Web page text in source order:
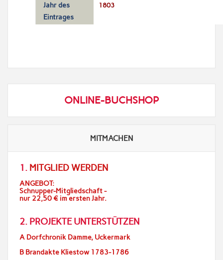
Jahr des
Eintrages
1803
ONLINE-BUCHSHOP
MITMACHEN
1. MITGLIED WERDEN
ANGEBOT:
Schnupper-Mitgliedschaft -
nur 22,50 € im ersten Jahr.
2. PROJEKTE UNTERSTÜTZEN
A Dorfchronik Damme, Uckermark
B Brandakte Kliestow 1783-1786